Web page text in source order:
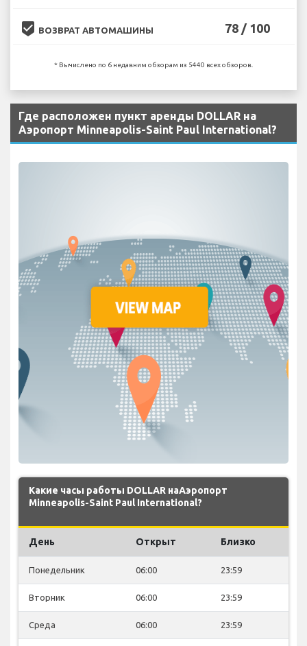
beenhere ВОЗВРАТ АВТОМАШИНЫ 78 / 100
* Вычислено по 6 недавним обзорам из 5440 всех обзоров.
Где расположен пункт аренды DOLLAR на
Аэропорт Minneapolis-Saint Paul International?
Какие часы работы DOLLAR наАэропорт
Minneapolis-Saint Paul International?
День Открыт Близко
Понедельник 06:00 23:59
Вторник 06:00 23:59
Среда 06:00 23:59